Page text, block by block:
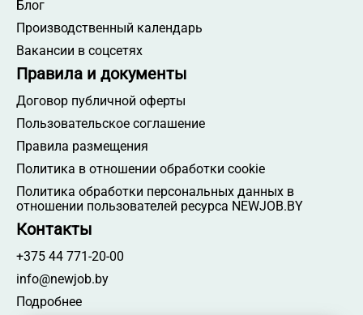
Блог
Производственный календарь
Вакансии в соцсетях
Правила и документы
Договор публичной оферты
Пользовательское соглашение
Правила размещения
Политика в отношении обработки cookie
Политика обработки персональных данных в
отношении пользователей ресурса NEWJOB.BY
Контакты
+375 44 771-20-00
info@newjob.by
Подробнее